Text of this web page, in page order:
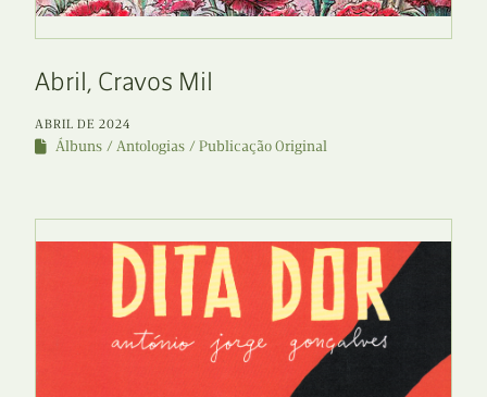
Abril, Cravos Mil
ABRIL DE 2024
Álbuns Antologias Publicação Original